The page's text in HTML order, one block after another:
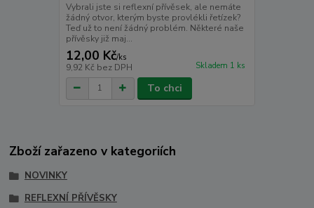
Vybrali jste si reflexní přívěsek, ale nemáte
žádný otvor, kterým byste provlékli řetízek?
Teď už to není žádný problém. Některé naše
přívěsky již maj...
12,00 Kč/ks
9,92 Kč bez DPH Skladem 1 ks
To chci
Zboží zařazeno v kategoriích
NOVINKY
REFLEXNÍ PŘÍVĚSKY